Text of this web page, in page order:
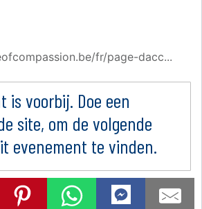
fr/page-dacc...
is voorbij. Doe een
site, om de volgende
evenement te vinden.